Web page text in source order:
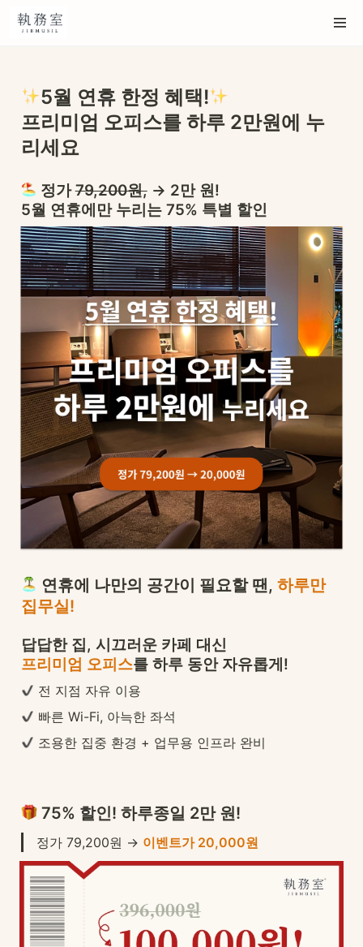
5월 연휴 한정 혜택!
프리미엄 오피스를 하루 2만원에 누
리세요
정가 79,200원, → 2만 원!
5월 연휴에만 누리는 75% 특별 할인
연휴에 나만의 공간이 필요할 땐, 하루만
집무실!
프리미엄 오피스를 하루 동안 자유롭게!
전 지점 자유 이용
빠른 Wi-Fi, 아늑한 좌석
조용한 집중 환경 + 업무용 인프라 완비
75% 할인! 하루종일 2만 원!
정가 79,200원 → 이벤트가 20,000원